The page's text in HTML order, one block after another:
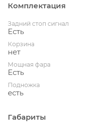
Комплектация
Задний стоп сигнал
Есть
Корзина
нет
Мощная фара
Есть
Подножка
есть
Габариты